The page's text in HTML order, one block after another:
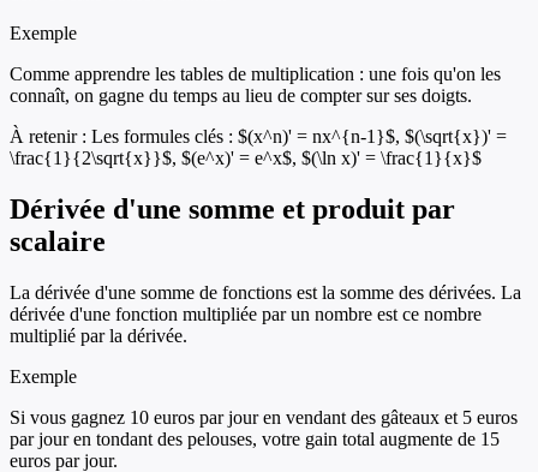
Exemple
Comme apprendre les tables de multiplication : une fois qu'on les
connaît, on gagne du temps au lieu de compter sur ses doigts.
À retenir : Les formules clés : $(x^n)' = nx^{n-1}$, $(\sqrt{x})' =
\frac{1}{2\sqrt{x}}$, $(e^x)' = e^x$, $(\ln x)' = \frac{1}{x}$
Dérivée d'une somme et produit par
scalaire
La dérivée d'une somme de fonctions est la somme des dérivées. La
dérivée d'une fonction multipliée par un nombre est ce nombre
multiplié par la dérivée.
Exemple
Si vous gagnez 10 euros par jour en vendant des gâteaux et 5 euros
par jour en tondant des pelouses, votre gain total augmente de 15
euros par jour.